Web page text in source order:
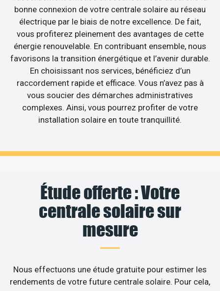
bonne connexion de votre centrale solaire au réseau
électrique par le biais de notre excellence. De fait,
vous profiterez pleinement des avantages de cette
énergie renouvelable. En contribuant ensemble, nous
favorisons la transition énergétique et l’avenir durable.
En choisissant nos services, bénéficiez d’un
raccordement rapide et efficace. Vous n’avez pas à
vous soucier des démarches administratives
complexes. Ainsi, vous pourrez profiter de votre
installation solaire en toute tranquillité.
Étude offerte : Votre
centrale solaire sur
mesure
Nous effectuons une étude gratuite pour estimer les
rendements de votre future centrale solaire. Pour cela,